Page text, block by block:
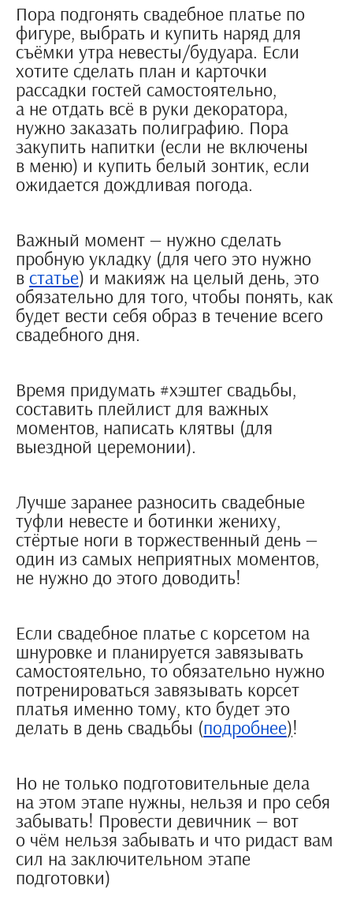
Пора подгонять свадебное платье по
фигуре, выбрать и купить наряд для
съёмки утра невесты/будуара. Если
хотите сделать план и карточки
рассадки гостей самостоятельно,
а не отдать всё в руки декоратора,
нужно заказать полиграфию. Пора
закупить напитки (если не включены
в меню) и купить белый зонтик, если
ожидается дождливая погода.
Важный момент — нужно сделать
пробную укладку (для чего это нужно
встатье) и макияж на целый день, это
обязательно для того, чтобы понять, как
будет вести себя образ в течение всего
свадебного дня.
Время придумать #хэштег свадьбы,
составить плейлист для важных
моментов, написать клятвы (для
выездной церемонии).
Лучше заранее разносить свадебные
туфли невесте и ботинки жениху,
стёртые ноги в торжественный день —
один из самых неприятных моментов,
не нужно до этого доводить!
Если свадебное платье с корсетом на
шнуровке и планируется завязывать
самостоятельно, то обязательно нужно
потренироваться завязывать корсет
платья именно тому, кто будет это
делать в день свадьбы (подробнее)!
Но не только подготовительные дела
на этом этапе нужны, нельзя и про себя
забывать! Провести девичник — вот
о чём нельзя забывать и что ридаст вам
сил на заключительном этапе
подготовки)